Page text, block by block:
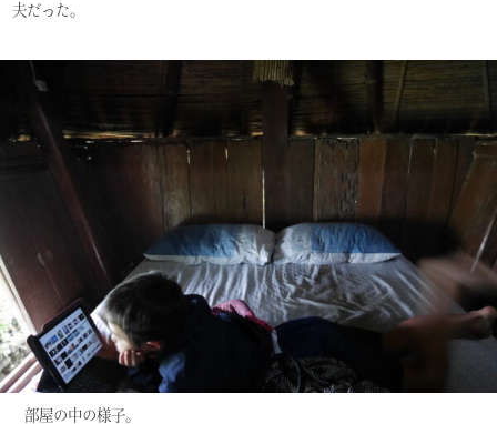
夫だった。
部屋の中の様子。